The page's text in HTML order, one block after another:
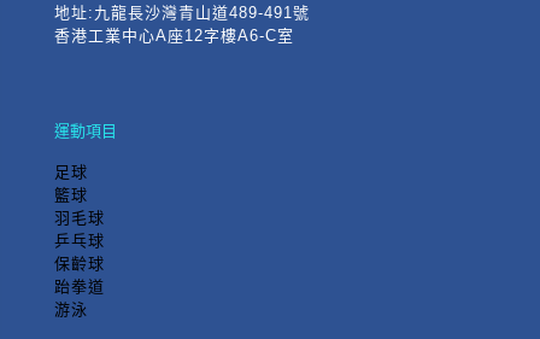
地址:九龍長沙灣青山道489-491號
香港工業中心A座12字樓A6-C室
運動項目
足球
籃球
羽毛球
乒乓球
保齡球
跆拳道
游泳